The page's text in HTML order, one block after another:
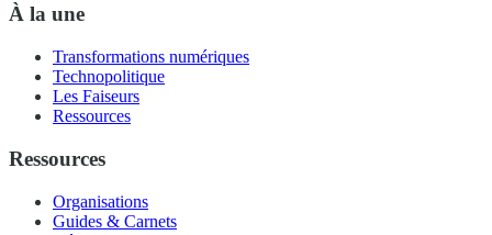
À la une
Transformations numériques
Technopolitique
Les Faiseurs
Ressources
Ressources
Organisations
Guides & Carnets